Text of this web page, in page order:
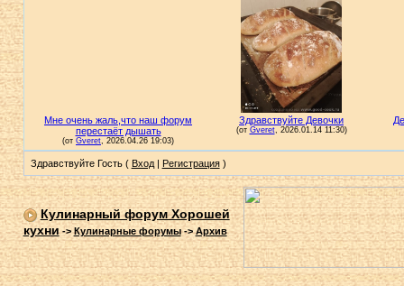
Здравствуйте Гость ( Вход| Регистрация)
Кулинарный форум Хорошей
кухни->Кулинарные форумы->Архив